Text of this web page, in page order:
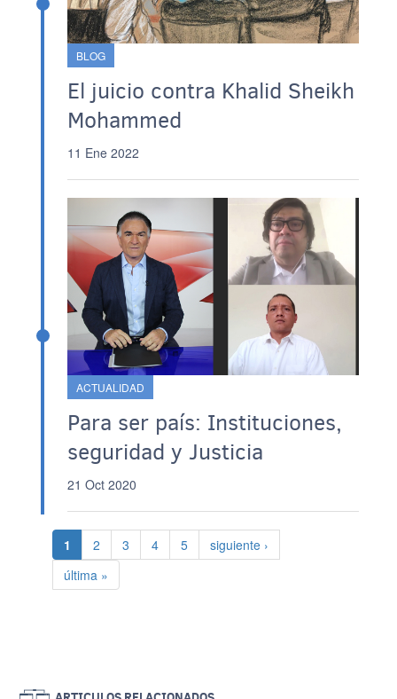
BLOG
El juicio contra Khalid Sheikh
Mohammed
11 Ene 2022
ACTUALIDAD
Para ser país: Instituciones,
seguridad y Justicia
21 Oct 2020
Paginación
Página actual
1 Página
2 Página
3 Página
4 Página
5 Siguiente página
siguiente ›
Última página
última »